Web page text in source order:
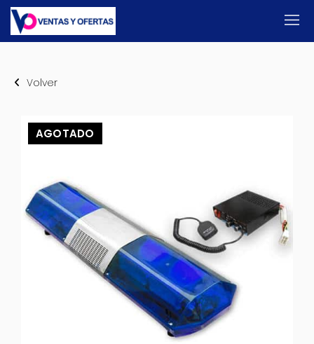
Volver
AGOTADO